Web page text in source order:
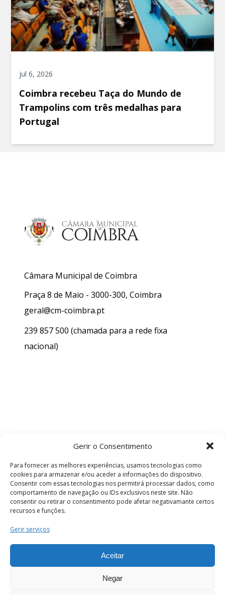
Gerir o Consentimento
Para fornecer as melhores experiências, usamos tecnologias como
cookies para armazenar e/ou aceder a informações do dispositivo.
Consentir com essas tecnologias nos permitirá processar dados, como
comportamento de navegação ou IDs exclusivos neste site. Não
consentir ou retirar o consentimento pode afetar negativamante certos
recursos e funções.
Gerir serviços
Aceitar
Negar
jul 6, 2026
Coimbra recebeu Taça do Mundo de
Trampolins com três medalhas para
Portugal
Câmara Municipal de Coimbra
Praça 8 de Maio - 3000-300, Coimbra
geral@cm-coimbra.pt
239 857 500 (chamada para a rede fixa
nacional)
Termos e Condições
os direitos reservados.